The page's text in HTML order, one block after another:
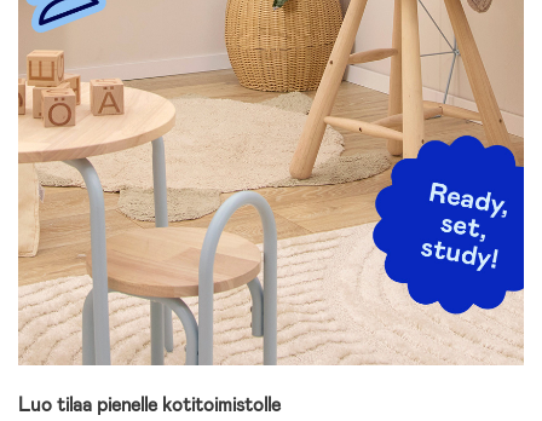
Luo tilaa pienelle kotitoimistolle